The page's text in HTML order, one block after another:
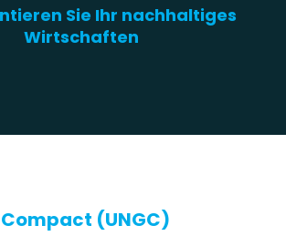
Sie Ihr nachhaltiges
Wirtschaften
(UNGC)